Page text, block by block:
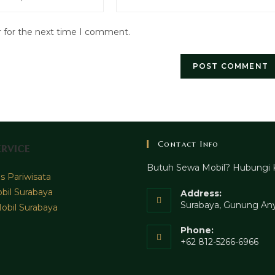
your
URL
for the next time I comment.
Pariwisata
Surabaya
Surabaya
Contact Info
Butuh Sewa Mobil? Hubungi
Address:
Surabaya, Gunung
Phone:
+62 812-5266-6966